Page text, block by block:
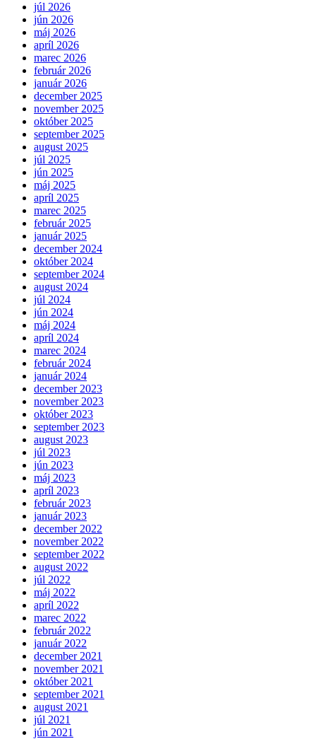
júl 2026
jún 2026
máj 2026
apríl 2026
marec 2026
február 2026
január 2026
december 2025
november 2025
október 2025
september 2025
august 2025
júl 2025
jún 2025
máj 2025
apríl 2025
marec 2025
február 2025
január 2025
december 2024
október 2024
september 2024
august 2024
júl 2024
jún 2024
máj 2024
apríl 2024
marec 2024
február 2024
január 2024
december 2023
november 2023
október 2023
september 2023
august 2023
júl 2023
jún 2023
máj 2023
apríl 2023
február 2023
január 2023
december 2022
november 2022
september 2022
august 2022
júl 2022
máj 2022
apríl 2022
marec 2022
február 2022
január 2022
december 2021
november 2021
október 2021
september 2021
august 2021
júl 2021
jún 2021